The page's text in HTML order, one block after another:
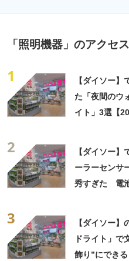
「照明機器」のアクセ
1
【ダイソー】
た「夜間のウ
イト」3選【
2
【ダイソー】
ーラーセンサ
秀すぎた 電
3
【ダイソー】
ドライト」で
飾り”にでき